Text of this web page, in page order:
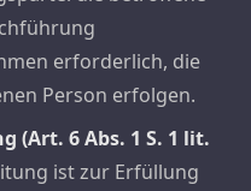
erforderlich, die
Person erfolgen.
(Art. 6 Abs. 1 S. 1 lit.
ist zur Erfüllung